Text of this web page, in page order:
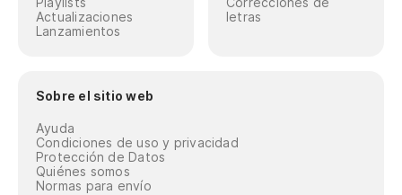
Actualizaciones
Lanzamientos
letras
Sobre el sitio web
Ayuda
Condiciones de uso y privacidad
Protección de Datos
Quiénes somos
Normas para envío